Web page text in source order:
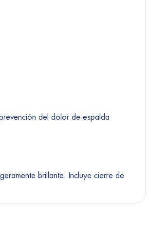
del dolor de espalda
brillante. Incluye cierre de